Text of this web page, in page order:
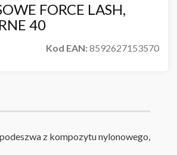
FORCE LASH,
40
Kod EAN:8592627153570
z kompozytu nylonowego,